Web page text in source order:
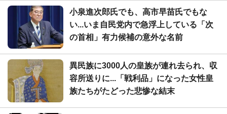
小泉進次郎氏でも、高市早苗氏でもな
い...いま自民党内で急浮上している「次
の首相」有力候補の意外な名前
異民族に3000人の皇族が連れ去られ、収
容所送りに...「戦利品」になった女性皇
族たちがたどった悲惨な結末